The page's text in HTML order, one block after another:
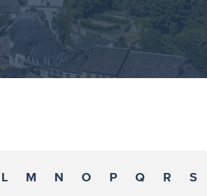
L M N O P Q R S